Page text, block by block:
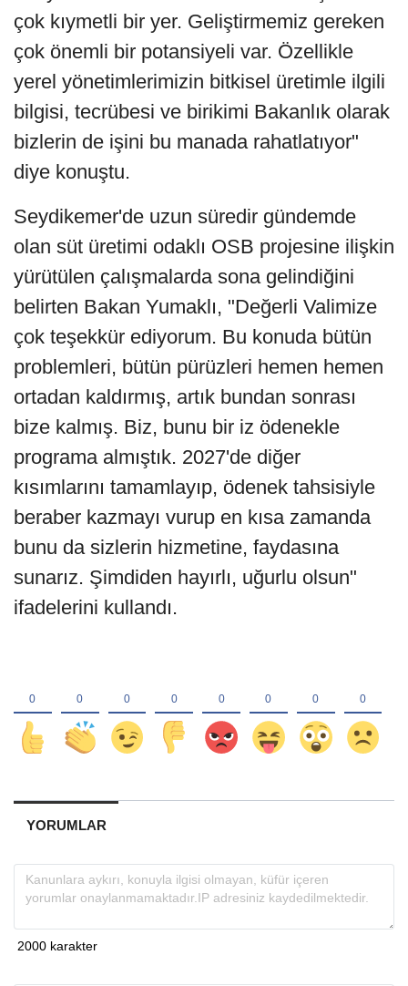
çok kıymetli bir yer. Geliştirmemiz gereken
çok önemli bir potansiyeli var. Özellikle
yerel yönetimlerimizin bitkisel üretimle ilgili
bilgisi, tecrübesi ve birikimi Bakanlık olarak
bizlerin de işini bu manada rahatlatıyor"
diye konuştu.
Seydikemer'de uzun süredir gündemde
olan süt üretimi odaklı OSB projesine ilişkin
yürütülen çalışmalarda sona gelindiğini
belirten Bakan Yumaklı, "Değerli Valimize
çok teşekkür ediyorum. Bu konuda bütün
problemleri, bütün pürüzleri hemen hemen
ortadan kaldırmış, artık bundan sonrası
bize kalmış. Biz, bunu bir iz ödenekle
programa almıştık. 2027'de diğer
kısımlarını tamamlayıp, ödenek tahsisiyle
beraber kazmayı vurup en kısa zamanda
bunu da sizlerin hizmetine, faydasına
sunarız. Şimdiden hayırlı, uğurlu olsun"
ifadelerini kullandı.
YORUMLAR